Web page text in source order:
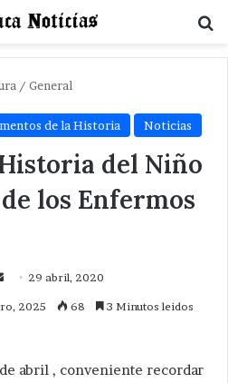
/ General
de la Historia Noticias
del Niño
los Enfermos
Send 29 abril, 2020
2025 68 3 Minutos leidos
abril , conveniente recordar